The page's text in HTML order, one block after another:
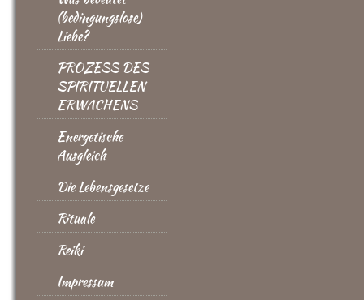
(bedingungslose)
Liebe?
PROZESS DES
SPIRITUELLEN
ERWACHENS
Energetische
Ausgleich
Die Lebensgesetze
Rituale
Reiki
Impressum